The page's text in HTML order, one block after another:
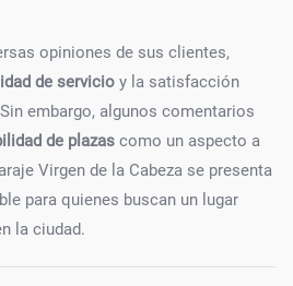
opiniones de sus clientes,
de servicio y la satisfacción
embargo, algunos comentarios
de plazas como un aspecto a
Virgen de la Cabeza se presenta
para quienes buscan un lugar
la ciudad.